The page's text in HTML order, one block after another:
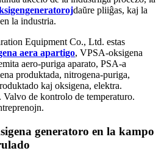
daŭre pliiĝas, kaj la
la industria.
Equipment Co., Ltd. estas
aera apartigo, VPSA-oksigena
aero-puriga aparato, PSA-a
produktada, nitrogena-puriga,
kaj oksigena, elektra.
de kontrolo de temperaturo.
generatoro en la kampo